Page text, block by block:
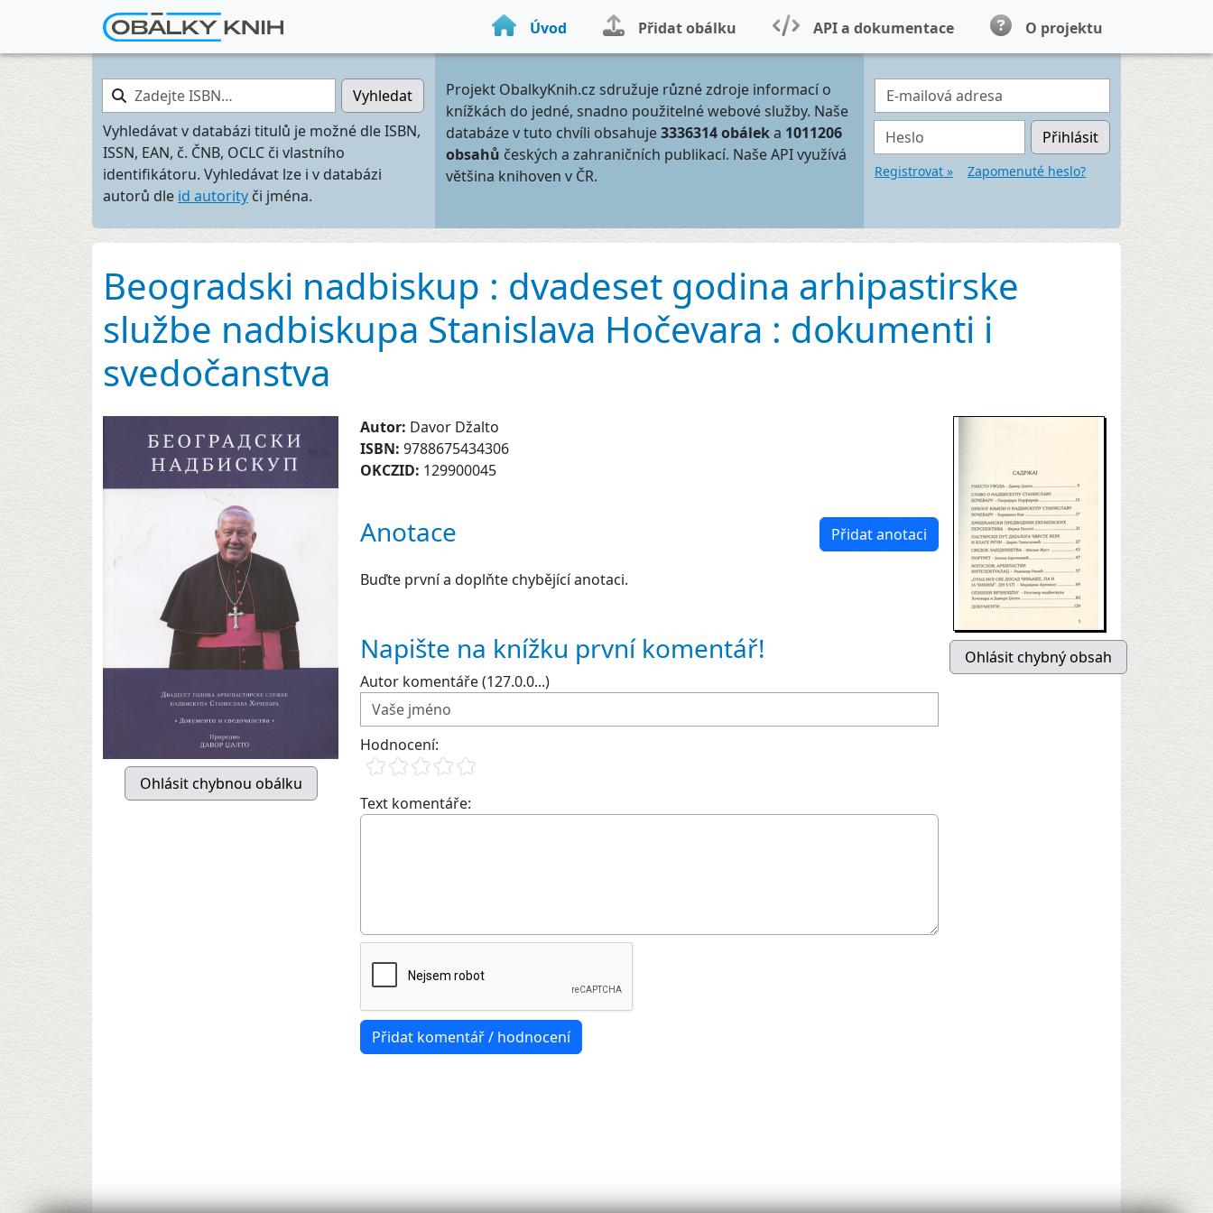
Úvod Přidat obálku API a dokumentace O projektu
Zadejte ISBN…
Vyhledat
Vyhledávat v databázi titulů je možné dle ISBN,
ISSN, EAN, č. ČNB, OCLC či vlastního
identifikátoru. Vyhledávat lze i v databázi
autorů dle id autority či jména.
Projekt ObalkyKnih.cz sdružuje různé zdroje informací o
knížkách do jedné, snadno použitelné webové služby. Naše
databáze v tuto chvíli obsahuje3336314 obáleka 1011206
obsahů českých a zahraničních publikací. Naše API využívá
většina knihoven v ČR.
E-mailová adresa
Heslo Přihlásit
Registrovat » Zapomenuté heslo?
Beogradski nadbiskup : dvadeset godina arhipastirske
službe nadbiskupa Stanislava Hočevara : dokumenti i
svedočanstva
Autor: Davor Džalto
ISBN: 9788675434306
OKCZID: 129900045
Anotace Přidat anotaci
Buďte první a doplňte chybějící anotaci.
Napište na knížku první komentář!
Autor komentáře (127.0.0...)
Hodnocení:
Text komentáře: